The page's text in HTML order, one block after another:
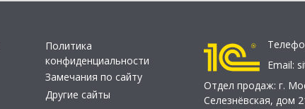
Политика
конфиденциальности
Замечания по сайту
Другие сайты
Email:
Отдел продаж: г.
Селезнёвская, дом